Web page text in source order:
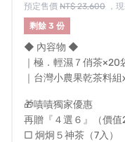
營業人名稱：御醫本
統一編號：90254638
對計畫還有其
預定售價 NT$ 23,600 ，
剩餘 3 份
◆ 內容物 ◆
｜極．輕濕７俏茶×20
｜台灣小農果乾茶料
🎁嘖嘖獨家優惠
再贈『４選６』（價值
□ 炯炯５神茶（7入）